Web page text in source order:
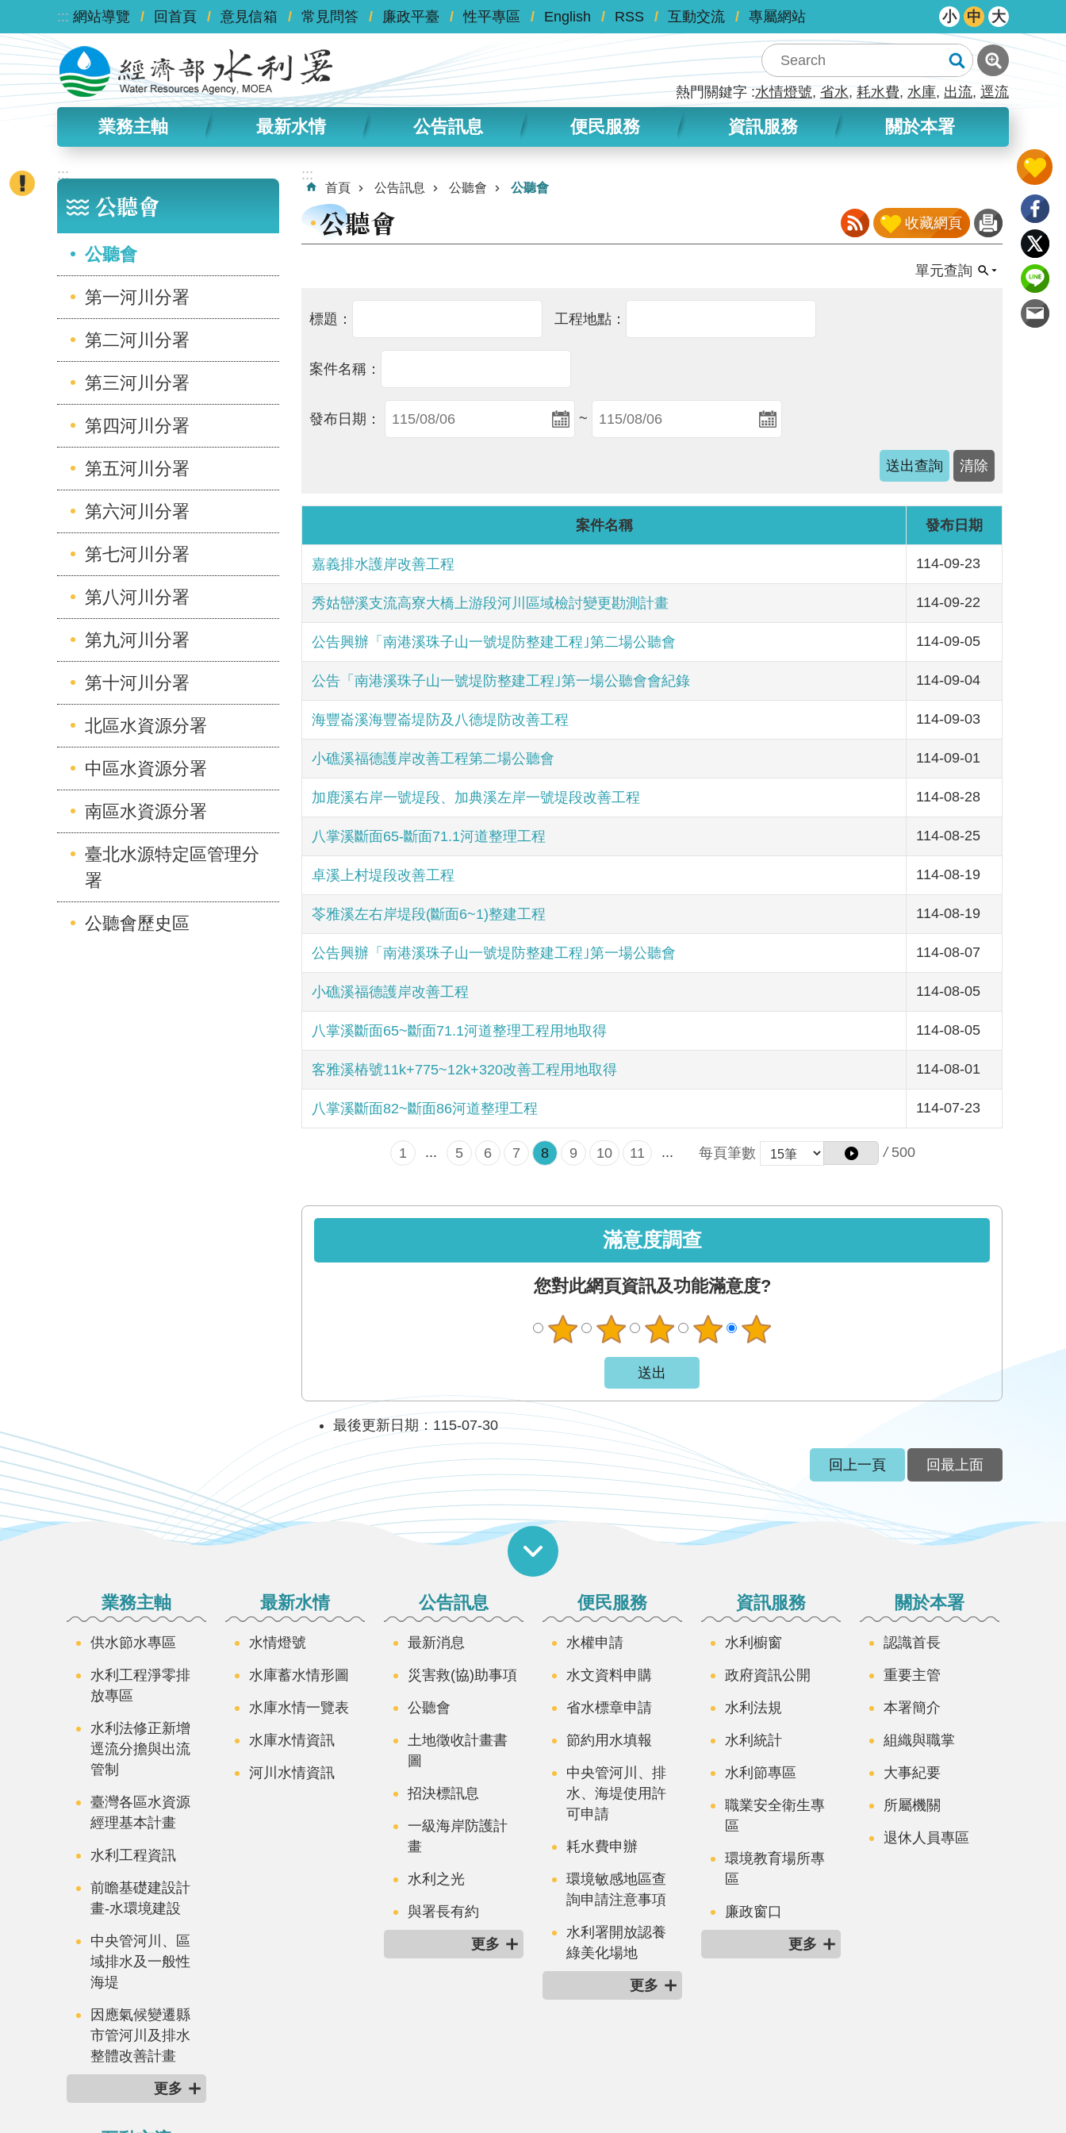
跳到主要內容區塊
::: 網站導覽 回首頁 意見信箱 常見問答 廉政平臺 性平專區 English RSS 互動交流 專屬網站 小 中 大
熱門關鍵字 水情燈號 省水 耗水費 水庫 出流 逕流
業務主軸 最新水情 公告訊息 便民服務 資訊服務 關於本署
:::
公聽會
公聽會
第一河川分署
第二河川分署
第三河川分署
第四河川分署
第五河川分署
第六河川分署
第七河川分署
第八河川分署
第九河川分署
第十河川分署
北區水資源分署
中區水資源分署
南區水資源分署
臺北水源特定區管理分
署
公聽會歷史區
:::
首頁 公告訊息 公聽會 公聽會
公聽會 收藏網頁
單元查詢
標題： 工程地點：
案件名稱：
發布日期： ~
案件名稱 發布日期
嘉義排水護岸改善工程 114-09-23
秀姑巒溪支流高寮大橋上游段河川區域檢討變更勘測計畫 114-09-22
公告興辦「南港溪珠子山一號堤防整建工程｣第二場公聽會 114-09-05
公告「南港溪珠子山一號堤防整建工程｣第一場公聽會會紀錄 114-09-04
海豐崙溪海豐崙堤防及八德堤防改善工程 114-09-03
小礁溪福德護岸改善工程第二場公聽會 114-09-01
加鹿溪右岸一號堤段、加典溪左岸一號堤段改善工程 114-08-28
八掌溪斷面65-斷面71.1河道整理工程 114-08-25
卓溪上村堤段改善工程 114-08-19
苓雅溪左右岸堤段(斷面6~1)整建工程 114-08-19
公告興辦「南港溪珠子山一號堤防整建工程｣第一場公聽會 114-08-07
小礁溪福德護岸改善工程 114-08-05
八掌溪斷面65~斷面71.1河道整理工程用地取得 114-08-05
客雅溪樁號11k+775~12k+320改善工程用地取得 114-08-01
八掌溪斷面82~斷面86河道整理工程 114-07-23
1 ... 5 6 7 8 9 10 11 ... 每頁筆數 / 500
滿意度調查
您對此網頁資訊及功能滿意度?
最後更新日期：115-07-30
回上一頁 回最上面
業務主軸
供水節水專區
水利工程淨零排
放專區
水利法修正新增
逕流分擔與出流
管制
臺灣各區水資源
經理基本計畫
水利工程資訊
前瞻基礎建設計
畫-水環境建設
中央管河川、區
域排水及一般性
海堤
因應氣候變遷縣
市管河川及排水
整體改善計畫
更多
最新水情
水情燈號
水庫蓄水情形圖
水庫水情一覽表
水庫水情資訊
河川水情資訊
公告訊息
最新消息
災害救(協)助事項
公聽會
土地徵收計畫書
圖
招決標訊息
一級海岸防護計
畫
水利之光
與署長有約
更多
便民服務
水權申請
水文資料申購
省水標章申請
節約用水填報
中央管河川、排
水、海堤使用許
可申請
耗水費申辦
環境敏感地區查
詢申請注意事項
水利署開放認養
綠美化場地
更多
資訊服務
水利櫥窗
政府資訊公開
水利法規
水利統計
水利節專區
職業安全衛生專
區
環境教育場所專
區
廉政窗口
更多
關於本署
認識首長
重要主管
本署簡介
組織與職掌
大事紀要
所屬機關
退休人員專區